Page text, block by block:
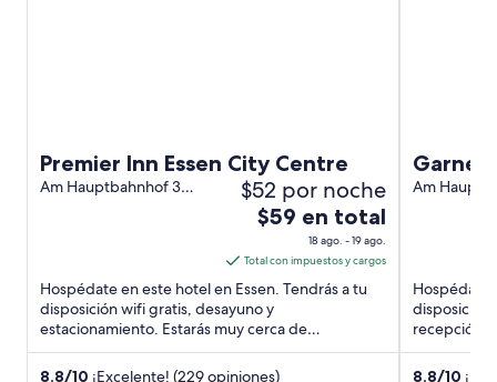
Premier Inn Essen City Centre
Am Hauptbahnhof 3
$52 por noche
El
es
de
$59
en
total
por
$59 en total
18 ago. - 19 ago.
Total con impuestos y cargos
Hospédate en este hotel en Essen. Tendrás a tu
disposición wifi gratis, desayuno y
estacionamiento. Estarás muy cerca de
atracciones como Sitio del Patrimonio ...
8.8/10 ¡Excelente! (229 opiniones)
Garner
by IHG
Am
Hospédate
disposición
recepción
destacan la
8.8/10